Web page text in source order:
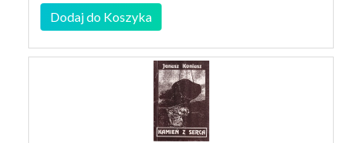
Dodaj do Koszyka